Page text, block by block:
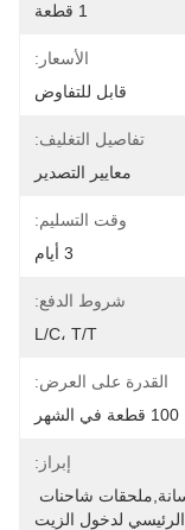
1 قطعة
الأسعار:
قابل للتفاوض
تفاصيل التغليف:
معايير التصدير
وقت التسليم:
3 أيام
شروط الدفع:
L/C، T/T
القدرة على العرض:
100 قطعة في الشهر
إبراز: